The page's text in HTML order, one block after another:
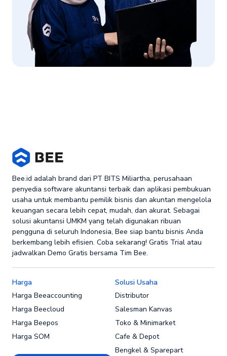
Bee.id adalah brand dari PT BITS Miliartha, perusahaan
penyedia software akuntansi terbaik dan aplikasi pembukuan
usaha untuk membantu pemilik bisnis dan akuntan mengelola
keuangan secara lebih cepat, mudah, dan akurat. Sebagai
solusi akuntansi UMKM yang telah digunakan ribuan
pengguna di seluruh Indonesia, Bee siap bantu bisnis Anda
berkembang lebih efisien. Coba sekarang! Gratis Trial atau
jadwalkan Demo Gratis bersama Tim Bee.
Harga
Harga Beeaccounting
Harga Beecloud
Harga Beepos
Harga SOM
Solusi Usaha
Distributor
Salesman Kanvas
Toko & Minimarket
Cafe & Depot
Bengkel & Sparepart